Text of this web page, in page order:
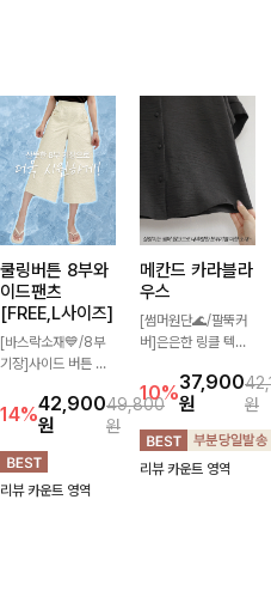
쿨링버튼 8부와
이드팬츠
[FREE,L사이즈]
[바스락소재💙/8부
기장]사이드 버튼 디
가 되어주는 와이드
팬츠입니다. 여유롭게
떨어지는 실루엣과 가
볍게 바스락거리는 소
재감으로 시원하고 편
14%42,900
원
49,800
원
리뷰 카운트 영역
메칸드 카라블라
우스
[썸머원단🌊/팔뚝커
버]은은한 링클 텍스
이 만나 내추럴하면서
도 세련된 무드를 연
출해주는 블라우스-
데일리룩부터 출근룩
까지 다양하게 활용하
10%37,900
원
원
리뷰 카운트 영역